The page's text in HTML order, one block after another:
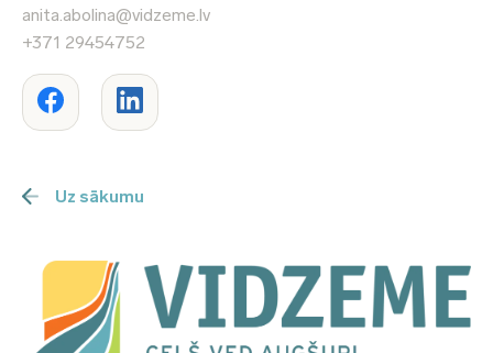
anita.abolina@vidzeme.lv
+371 29454752
Uz sākumu